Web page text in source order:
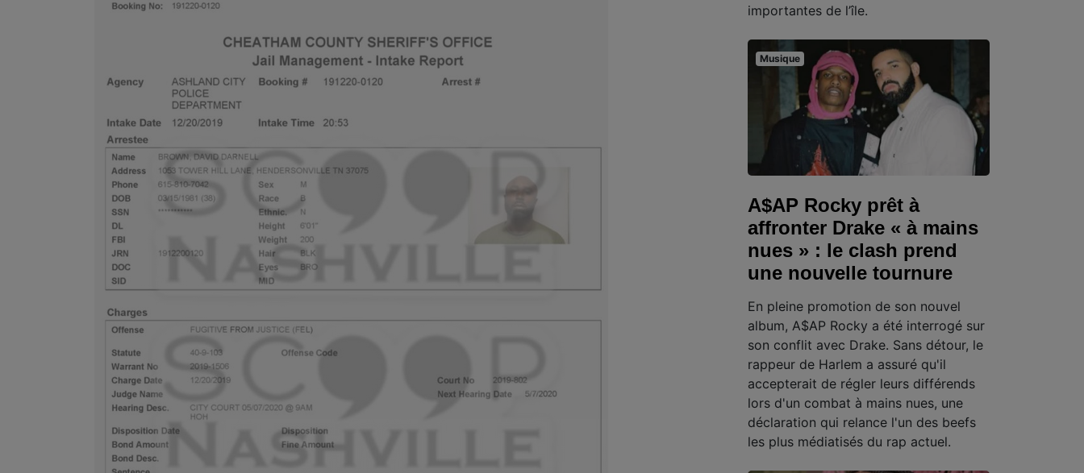
importantes de l’île.
Musique
A$AP Rocky prêt à
affronter Drake « à mains
nues » : le clash prend
une nouvelle tournure
En pleine promotion de son nouvel
album, A$AP Rocky a été interrogé sur
son conflit avec Drake. Sans détour, le
rappeur de Harlem a assuré qu'il
accepterait de régler leurs différends
lors d'un combat à mains nues, une
déclaration qui relance l'un des beefs
les plus médiatisés du rap actuel.